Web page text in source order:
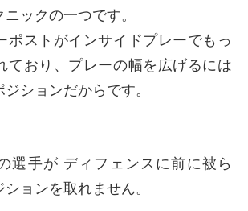
ックの一つです。
ポストがインサイドプレーでもっ
ており、 プレーの幅を広げるには
ションだからです。
選手が ディフェンスに前に被ら
ョンを取れません。